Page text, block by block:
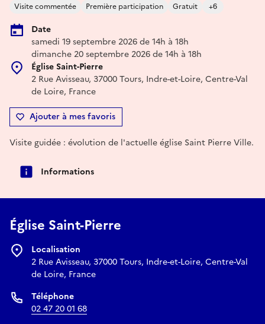
Visite commentée Première participation Gratuit +6
Date
samedi 19 septembre 2026 de 14h à 18h
dimanche 20 septembre 2026 de 14h à 18h
Église Saint-Pierre
2 Rue Avisseau, 37000 Tours, Indre-et-Loire, Centre-Val
de Loire, France
Ajouter à mes favoris
Visite guidée : évolution de l'actuelle église Saint Pierre Ville.
Informations
Église Saint-Pierre
Localisation
2 Rue Avisseau, 37000 Tours, Indre-et-Loire, Centre-Val
de Loire, France
Téléphone
02 47 20 01 68